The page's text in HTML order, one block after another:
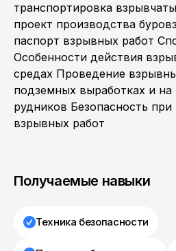
транспортировка
проект производства
паспорт взрывных работ
Особенности действия
средах Проведение
подземных выработках и на
рудников Безопасность
взрывных работ
Получаемые навыки
Техника безопасности